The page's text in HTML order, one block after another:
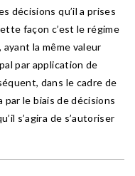
décisions qu’il a prises
façon c’est le régime
ayant la même valeur
par application de
dans le cadre de
par le biais de décisions
s’agira de s’autoriser